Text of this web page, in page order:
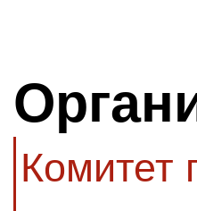
Комитет